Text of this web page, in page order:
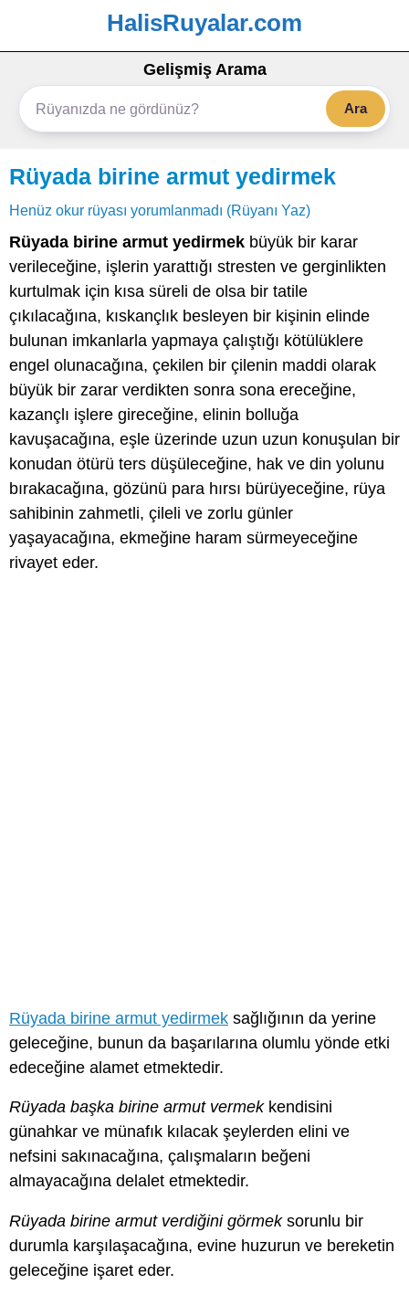
HalisRuyalar.com
Gelişmiş Arama
Ara
Rüyada birine armut yedirmek
Henüz okur rüyası yorumlanmadı (Rüyanı Yaz)
Rüyada birine armut yedirmek büyük bir karar
verileceğine, işlerin yarattığı stresten ve gerginlikten
kurtulmak için kısa süreli de olsa bir tatile
çıkılacağına, kıskançlık besleyen bir kişinin elinde
bulunan imkanlarla yapmaya çalıştığı kötülüklere
engel olunacağına, çekilen bir çilenin maddi olarak
büyük bir zarar verdikten sonra sona ereceğine,
kazançlı işlere gireceğine, elinin bolluğa
kavuşacağına, eşle üzerinde uzun uzun konuşulan bir
konudan ötürü ters düşüleceğine, hak ve din yolunu
bırakacağına, gözünü para hırsı bürüyeceğine, rüya
sahibinin zahmetli, çileli ve zorlu günler
yaşayacağına, ekmeğine haram sürmeyeceğine
rivayet eder.
Rüyada birine armut yedirmek sağlığının da yerine
geleceğine, bunun da başarılarına olumlu yönde etki
edeceğine alamet etmektedir.
Rüyada başka birine armut vermekkendisini
günahkar ve münafık kılacak şeylerden elini ve
nefsini sakınacağına, çalışmaların beğeni
almayacağına delalet etmektedir.
Rüyada birine armut verdiğini görmeksorunlu bir
durumla karşılaşacağına, evine huzurun ve bereketin
geleceğine işaret eder.